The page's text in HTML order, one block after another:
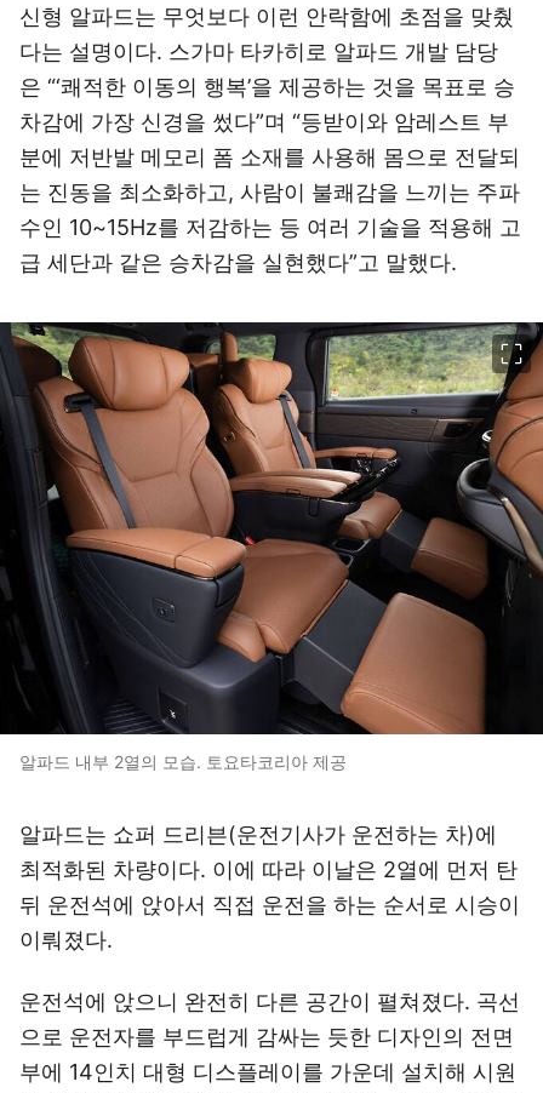
신형 알파드는 무엇보다 이런 안락함에 초점을 맞췄
다는 설명이다. 스가마 타카히로 알파드 개발 담당
은 “‘쾌적한 이동의 행복’을 제공하는 것을 목표로 승
차감에 가장 신경을 썼다”며 “등받이와 암레스트 부
분에 저반발 메모리 폼 소재를 사용해 몸으로 전달되
는 진동을 최소화하고, 사람이 불쾌감을 느끼는 주파
수인 10~15Hz를 저감하는 등 여러 기술을 적용해 고
급 세단과 같은 승차감을 실현했다”고 말했다.
알파드 내부 2열의 모습. 토요타코리아 제공
알파드는 쇼퍼 드리븐(운전기사가 운전하는 차)에
최적화된 차량이다. 이에 따라 이날은 2열에 먼저 탄
뒤 운전석에 앉아서 직접 운전을 하는 순서로 시승이
이뤄졌다.
운전석에 앉으니 완전히 다른 공간이 펼쳐졌다. 곡선
으로 운전자를 부드럽게 감싸는 듯한 디자인의 전면
부에 14인치 대형 디스플레이를 가운데 설치해 시원